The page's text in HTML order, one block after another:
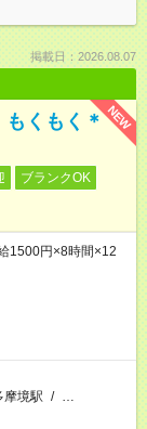
掲載日：2026.08.07
NEW
もくもく＊
ブランクOK
1500円×8時間×12
摩境駅 / …